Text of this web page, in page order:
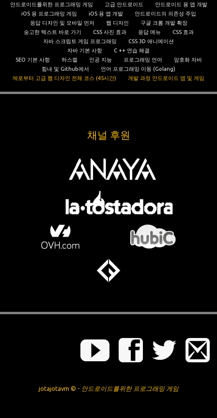
안드로이드를위한 프로그래밍 게임 고급 안드로이드
안드로이드 용 앱 개발
iOS 용 프로그래밍 게임
iOS 용 앱 개발
안드로이드의 의존성 주입
응답 디자인 및 모바일 먼저
웹 디자인
구글 크롬 개발 확장
숭고한 텍스트 바로 가기
CSS 사진 효과 응답 메뉴
CSS 효과
자바 스크립트 게임 프로그래밍
CSS 3D 애니메이션
자바 기본 사항
C ++ 연습 해결
SEO 기본 사항
하스켈 인공 지능 프로그래밍 언어
암호화 자바
힘내 및 Github에서
언어 프로그래밍 이동 (Golang)
제로부터 고급 웹 디자인 전체 코스 (45시간)
개발 과정 안드로이드 앱 및 게임
채널 후원
jotajotavm © - 안드로이드를위한 프로그래밍 게임